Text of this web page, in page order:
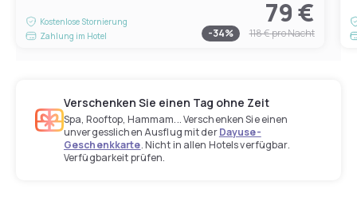
Kostenlose Stornierung
Zahlung im Hotel
79 €
-34% 118 €pro Nacht
Verschenken Sie einen Tag ohne Zeit
Spa, Rooftop, Hammam... Verschenken Sie einen
unvergesslichen Ausflug mit derDayuse-
Geschenkkarte. Nicht in allen Hotels verfügbar.
Verfügbarkeit prüfen.